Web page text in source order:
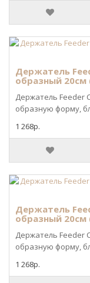
Держатель
образный 20см
Держатель Feeder
образную форму,
1 268р.
Держатель
образный 20см
Держатель Feeder
образную форму,
1 268р.